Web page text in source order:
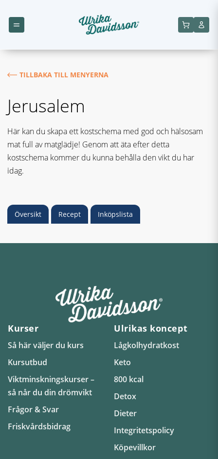
TILLBAKA TILL MENYERNA
Jerusalem
Här kan du skapa ett kostschema med god och hälsosam
mat full av matglädje! Genom att äta efter detta
kostschema kommer du kunna behålla den vikt du har
idag.
Översikt Recept Inköpslista
Kurser
Så här väljer du kurs
Kursutbud
Viktminskningskurser –
så når du din drömvikt
Frågor & Svar
Friskvårdsbidrag
Ulrikas koncept
Lågkolhydratkost
Keto
800 kcal
Detox
Dieter
Integritetspolicy
Köpevillkor